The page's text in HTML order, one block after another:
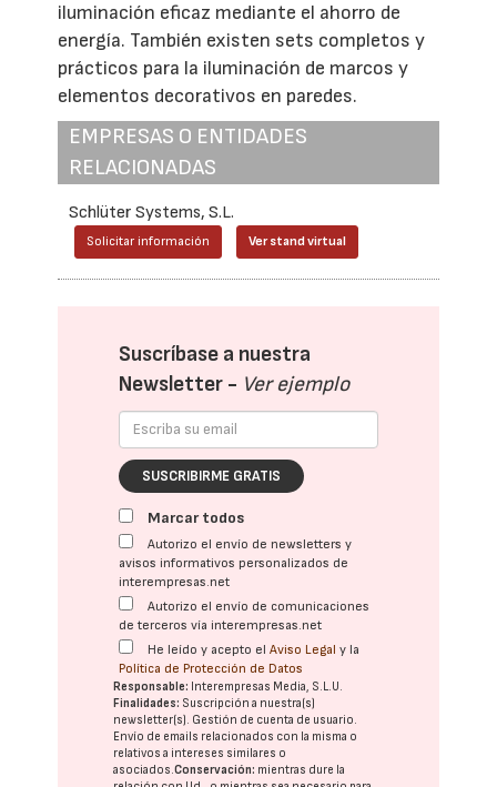
iluminación eficaz mediante el ahorro de
energía. También existen sets completos y
prácticos para la iluminación de marcos y
elementos decorativos en paredes.
EMPRESAS O ENTIDADES
RELACIONADAS
Schlüter Systems, S.L.
Solicitar información Ver stand virtual
Suscríbase a nuestra
Newsletter - Ver ejemplo
SUSCRIBIRME GRATIS
Marcar todos
Autorizo el envío de newsletters y
avisos informativos personalizados de
interempresas.net
Autorizo el envío de comunicaciones
de terceros vía interempresas.net
He leído y acepto elAviso Legal y la
Política de Protección de Datos
Responsable: Interempresas Media, S.L.U.
Finalidades: Suscripción a nuestra(s)
newsletter(s). Gestión de cuenta de usuario.
Envío de emails relacionados con la misma o
relativos a intereses similares o
asociados.Conservación: mientras dure la